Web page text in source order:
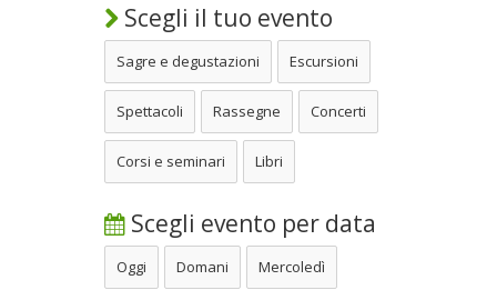
Scegli il tuo evento
Sagre e degustazioni Escursioni
Spettacoli Rassegne Concerti
Corsi e seminari Libri
Scegli evento per data
Oggi Domani Mercoledì